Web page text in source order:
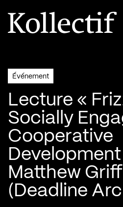
Aller à la page d'accueil
Logo Kollectif
Événement
Lecture «
Socially
Cooperative
Matthew
(Deadline